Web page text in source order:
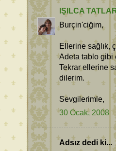
IŞILCA
Burçin'ciğim,
Ellerine sağlık,
Adeta tablo gibi
Tekrar ellerine
dilerim.
Sevgilerimle,
30 Ocak, 2008
Adsız dedi ki...